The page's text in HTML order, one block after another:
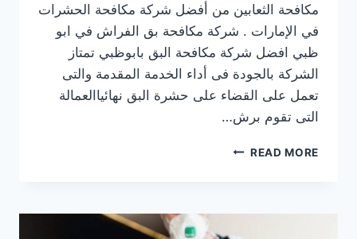
مكافحة الثعابين من أفضل شركة مكافحة الحشرات
في الإمارات . شركة مكافحة بق الفراش في ابو
ظبي افضل شركة مكافحة البق بابوظبي تمتاز
الشركة بالجودة فى أداء الخدمة المقدمة والتى
تعمل على القضاء على حشرة البق نهائياالعمالة
التى تقوم برش…
READ MOREشركة
في
ابوظبي